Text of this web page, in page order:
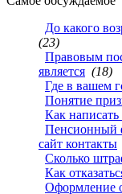
До какого
(23)
Правовым
является (18)
Где в вашем
Понятие
Как написать
Пенсионный
сайт контакты
Сколько
Как
Оформление